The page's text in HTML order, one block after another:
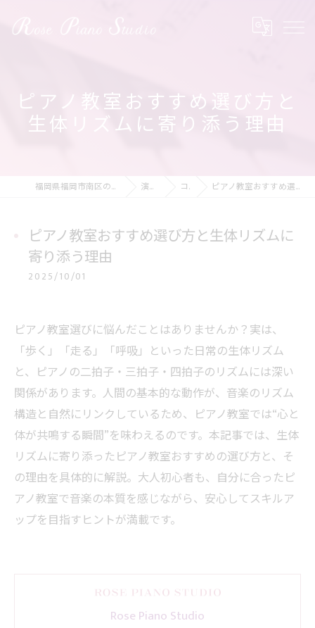
ピアノ教室おすすめ選び方と
生体リズムに寄り添う理由
福岡県福岡市南区のピアノ教室ならRose Piano Studio 演奏の動画 コラム ピアノ教室おすすめ選び方と生体リズムに寄り添う理由
ピアノ教室おすすめ選び方と生体リズムに
寄り添う理由
2025/10/01
ピアノ教室選びに悩んだことはありませんか？実は、
「歩く」「走る」「呼吸」といった日常の生体リズム
と、ピアノの二拍子・三拍子・四拍子のリズムには深い
関係があります。人間の基本的な動作が、音楽のリズム
構造と自然にリンクしているため、ピアノ教室では“心と
体が共鳴する瞬間”を味わえるのです。本記事では、生体
リズムに寄り添ったピアノ教室おすすめの選び方と、そ
の理由を具体的に解説。大人初心者も、自分に合ったピ
アノ教室で音楽の本質を感じながら、安心してスキルア
ップを目指すヒントが満載です。
Rose Piano Studio